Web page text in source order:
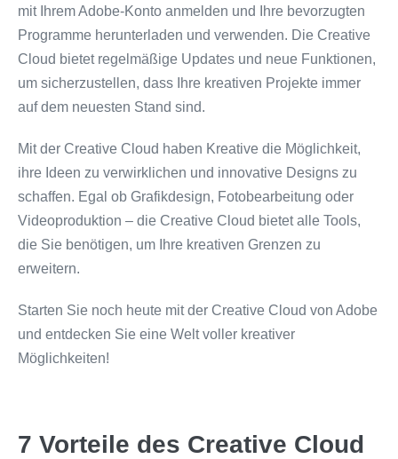
mit Ihrem Adobe-Konto anmelden und Ihre bevorzugten
Programme herunterladen und verwenden. Die Creative
Cloud bietet regelmäßige Updates und neue Funktionen,
um sicherzustellen, dass Ihre kreativen Projekte immer
auf dem neuesten Stand sind.
Mit der Creative Cloud haben Kreative die Möglichkeit,
ihre Ideen zu verwirklichen und innovative Designs zu
schaffen. Egal ob Grafikdesign, Fotobearbeitung oder
Videoproduktion – die Creative Cloud bietet alle Tools,
die Sie benötigen, um Ihre kreativen Grenzen zu
erweitern.
Starten Sie noch heute mit der Creative Cloud von Adobe
und entdecken Sie eine Welt voller kreativer
Möglichkeiten!
7 Vorteile des Creative Cloud